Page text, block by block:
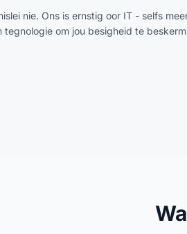
nie. Ons is ernstig oor IT - selfs
om jou besigheid te